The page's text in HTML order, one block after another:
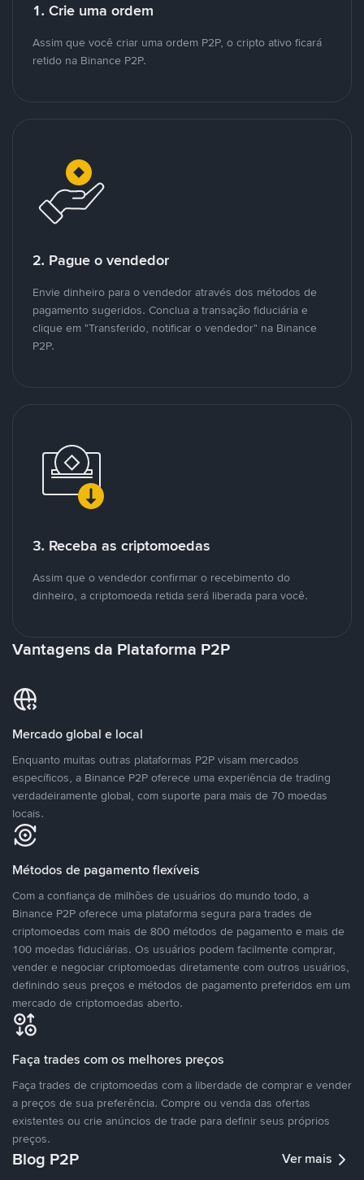
1. Crie uma ordem
Assim que você criar uma ordem P2P, o cripto ativo ficará
retido na Binance P2P.
2. Pague o vendedor
Envie dinheiro para o vendedor através dos métodos de
pagamento sugeridos. Conclua a transação fiduciária e
clique em "Transferido, notificar o vendedor" na Binance
P2P.
3. Receba as criptomoedas
Assim que o vendedor confirmar o recebimento do
dinheiro, a criptomoeda retida será liberada para você.
Vantagens da Plataforma P2P
Mercado global e local
Enquanto muitas outras plataformas P2P visam mercados
específicos, a Binance P2P oferece uma experiência de trading
verdadeiramente global, com suporte para mais de 70 moedas
locais.
Métodos de pagamento flexíveis
Com a confiança de milhões de usuários do mundo todo, a
Binance P2P oferece uma plataforma segura para trades de
criptomoedas com mais de 800 métodos de pagamento e mais de
100 moedas fiduciárias. Os usuários podem facilmente comprar,
vender e negociar criptomoedas diretamente com outros usuários,
definindo seus preços e métodos de pagamento preferidos em um
mercado de criptomoedas aberto.
Faça trades com os melhores preços
Faça trades de criptomoedas com a liberdade de comprar e vender
a preços de sua preferência. Compre ou venda das ofertas
existentes ou crie anúncios de trade para definir seus próprios
preços.
Blog P2P Ver mais